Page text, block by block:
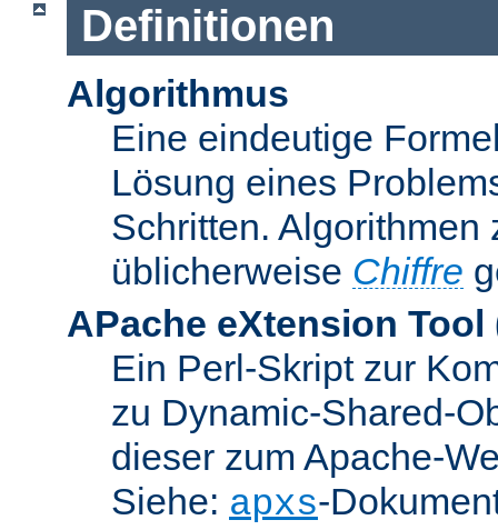
Definitionen
Algorithmus
Eine eindeutige
Lösung eines
Schritten.
üblicherweise Chiffre
APache eXtension Tool
Ein Perl-Skript zur
zu Dynamic-Shared-
dieser zum Apache-
Siehe: apxs-